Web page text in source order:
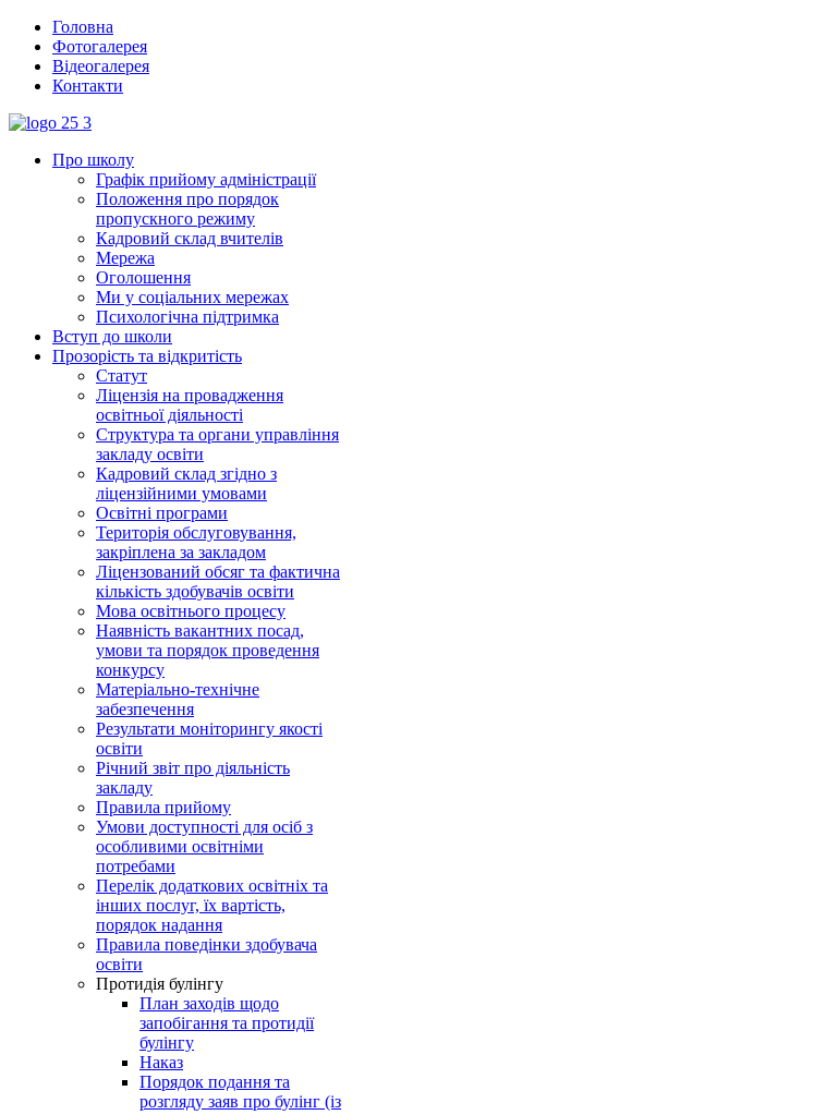
Головна
Фотогалерея
Відеогалерея
Контакти
Про школу
Графік прийому адміністрації
Положення про порядок
пропускного режиму
Кадровий склад вчителів
Мережа
Оголошення
Ми у соціальних мережах
Психологічна підтримка
Вступ до школи
Прозорість та відкритість
Статут
Ліцензія на провадження
освітньої діяльності
Структура та органи управління
закладу освіти
Кадровий склад згідно з
ліцензійними умовами
Освітні програми
Територія обслуговування,
закріплена за закладом
Ліцензований обсяг та фактична
кількість здобувачів освіти
Мова освітнього процесу
Наявність вакантних посад,
умови та порядок проведення
конкурсу
Матеріально-технічне
забезпечення
Результати моніторингу якості
освіти
Річний звіт про діяльність
закладу
Правила прийому
Умови доступності для осіб з
особливими освітніми
потребами
Перелік додаткових освітніх та
інших послуг, їх вартість,
порядок надання
Правила поведінки здобувача
освіти
Протидія булінгу
План заходів щодо
запобігання та протидії
булінгу
Наказ
Порядок подання та
розгляду заяв про булінг (із